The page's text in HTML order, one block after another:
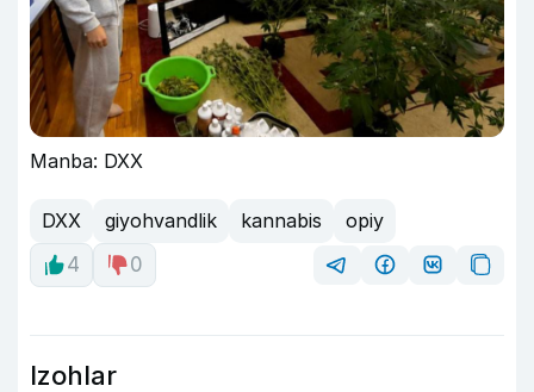
Manba: DXX
DXX giyohvandlik kannabis
opiy
4
0
Izohlar